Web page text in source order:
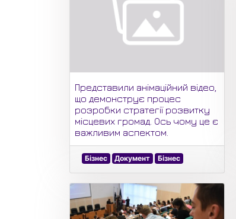
Представили анімаційний відео,
що демонструє процес
розробки стратегії розвитку
місцевих громад. Ось чому це є
важливим аспектом.
Бізнес Документ Бізнес